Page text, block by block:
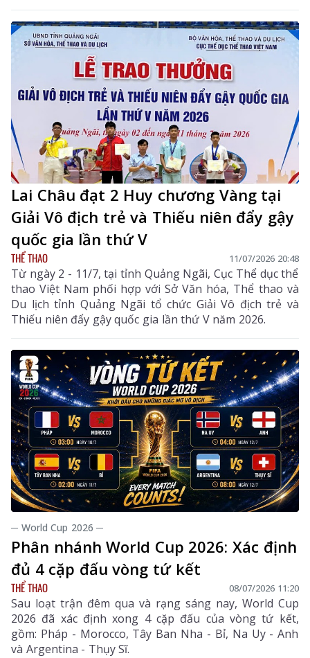
Lai Châu đạt 2 Huy chương Vàng tại
Giải Vô địch trẻ và Thiếu niên đẩy gậy
quốc gia lần thứ V
THỂ THAO 11/07/2026 20:48
Từ ngày 2 - 11/7, tại tỉnh Quảng Ngãi, Cục Thể dục thể
thao Việt Nam phối hợp với Sở Văn hóa, Thể thao và
Du lịch tỉnh Quảng Ngãi tổ chức Giải Vô địch trẻ và
Thiếu niên đẩy gậy quốc gia lần thứ V năm 2026.
─ World Cup 2026 ─
Phân nhánh World Cup 2026: Xác định
đủ 4 cặp đấu vòng tứ kết
THỂ THAO 08/07/2026 11:20
Sau loạt trận đêm qua và rạng sáng nay, World Cup
2026 đã xác định xong 4 cặp đấu của vòng tứ kết,
gồm: Pháp - Morocco, Tây Ban Nha - Bỉ, Na Uy - Anh
và Argentina - Thụy Sĩ.